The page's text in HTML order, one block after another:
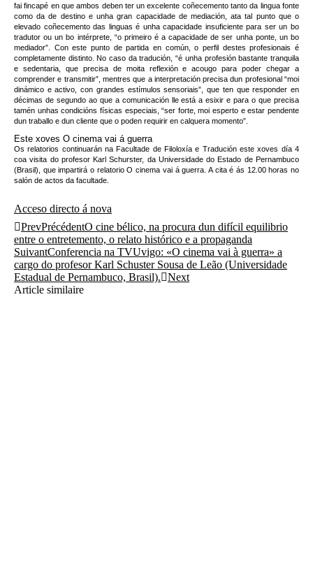
fai fincapé en que ambos deben ter un excelente coñecemento tanto da lingua fonte
como da de destino e unha gran capacidade de mediación, ata tal punto que o
elevado coñecemento das linguas é unha capacidade insuficiente para ser un bo
tradutor ou un bo intérprete, “o primeiro é a capacidade de ser unha ponte, un bo
mediador”. Con este punto de partida en común, o perfil destes profesionais é
completamente distinto. No caso da tradución, “é unha profesión bastante tranquila
e sedentaria, que precisa de moita reflexión e acougo para poder chegar a
comprender e transmitir”, mentres que a interpretación precisa dun profesional “moi
dinámico e activo, con grandes estímulos sensoriais”, que ten que responder en
décimas de segundo ao que a comunicación lle está a esixir e para o que precisa
tamén unhas condicións físicas especiais, “ser forte, moi esperto e estar pendente
dun traballo e dun cliente que o poden requirir en calquera momento”.
Este xoves O cinema vai á guerra
Os relatorios continuarán na Facultade de Filoloxía e Tradución este xoves día 4
coa visita do profesor Karl Schurster, da Universidade do Estado de Pernambuco
(Brasil), que impartirá o relatorio O cinema vai á guerra. A cita é ás 12.00 horas no
salón de actos da facultade.
Acceso directo á nova
PrevPrécédentO cine bélico, na procura dun difícil equilibrio
entre o entretemento, o relato histórico e a propaganda
SuivantConferencia na TVUvigo: «O cinema vai à guerra» a
cargo do profesor Karl Schuster Sousa de Leão (Universidade
Estadual de Pernambuco, Brasil).
Next
Article similaire